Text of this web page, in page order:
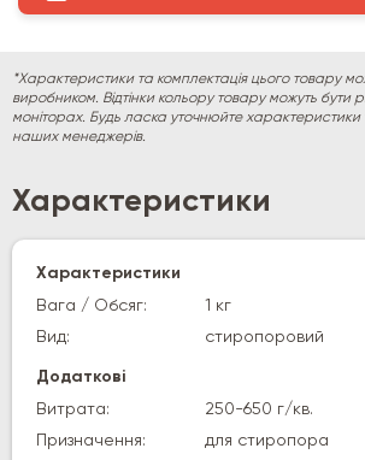
*Характеристики та комплектація цього товару
виробником. Відтінки кольору товару можуть бути
моніторах. Будь ласка уточнюйте характеристики
наших менеджерів.
Характеристики
Характеристики
Вага / Обсяг:
1 кг
Вид:
стиропоровий
Додаткові
Витрата:
250-650 г/кв.
Призначення:
для стиропора